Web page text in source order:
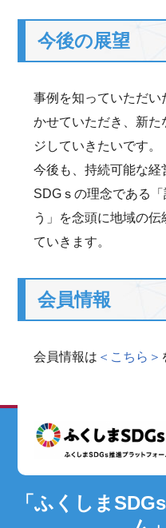
今後の展望
事例を知っていただい
かせていただき、新
ジしていきたいです。
今後も、持続可能な経
SDGｓの理念である
う」を念頭に地域の
ていきます。
会員情報
会員情報は ＜こちら＞
「ふくしま